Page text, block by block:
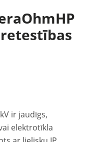
ir jaudīgs,
elektrotīkla